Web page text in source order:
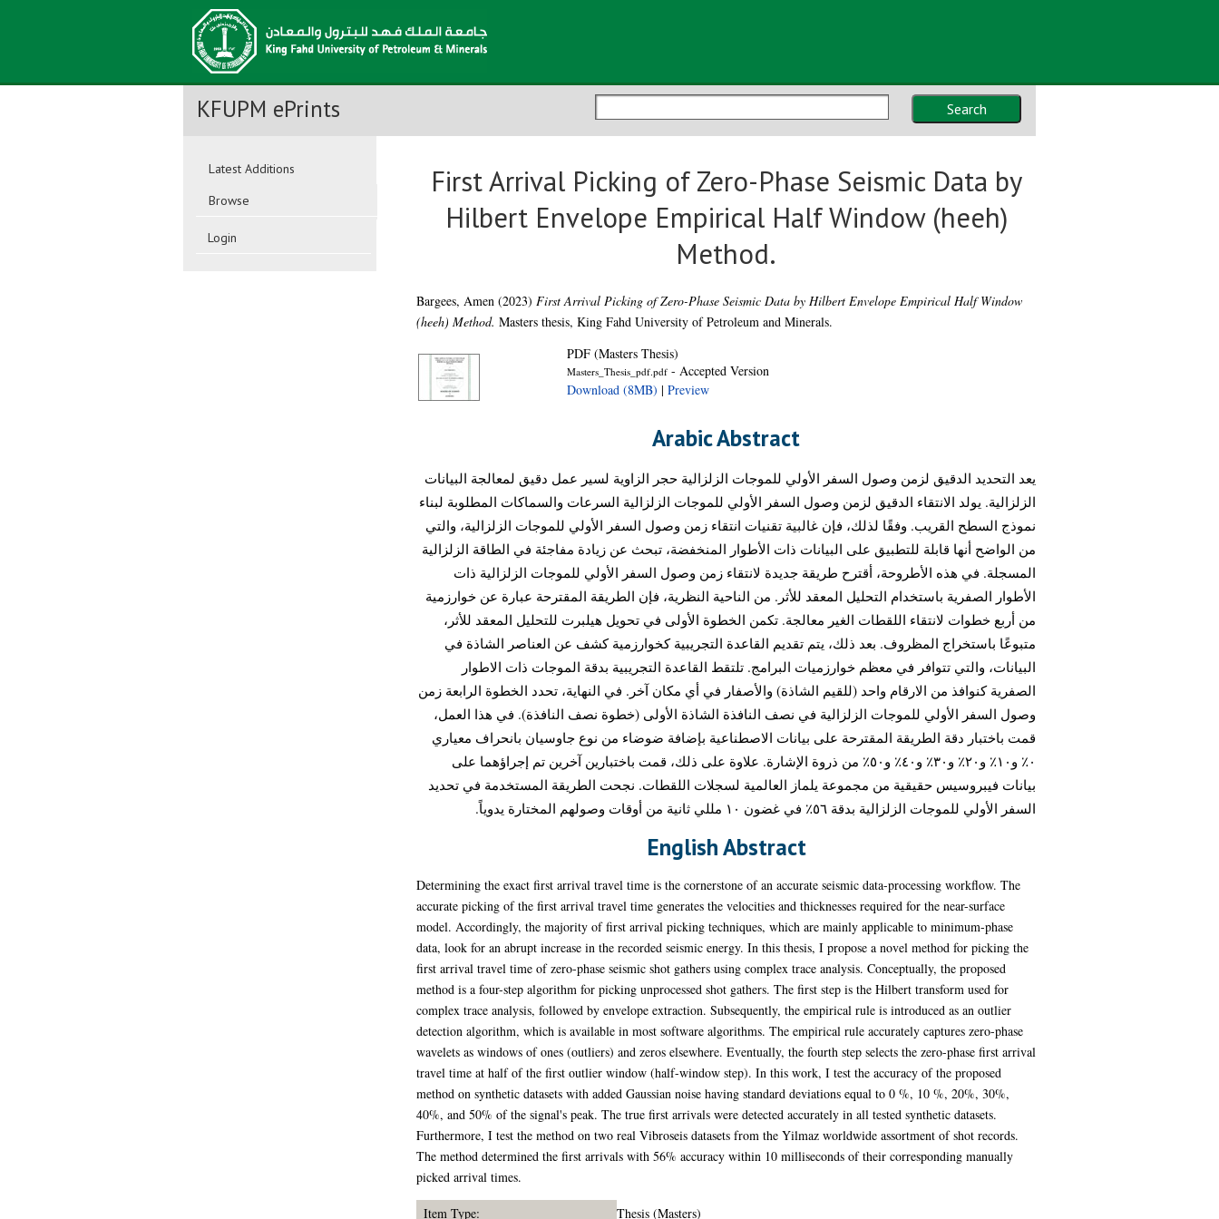
Search
KFUPM ePrints
Latest Additions
Browse
Login
First Arrival Picking of Zero-Phase Seismic Data by
Hilbert Envelope Empirical Half Window (heeh)
Method.
Bargees, Amen(2023) First Arrival Picking of Zero-Phase Seismic Data by Hilbert Envelope Empirical Half Window
(heeh) Method. Masters thesis, King Fahd University of Petroleum and Minerals.
PDF (Masters Thesis)
Masters_Thesis_pdf.pdf- Accepted Version
Download (8MB) | Preview
Arabic Abstract
يعد التحديد الدقيق لزمن وصول السفر الأولي للموجات الزلزالية حجر الزاوية لسير عمل دقيق لمعالجة البيانات
الزلزالية. يولد الانتقاء الدقيق لزمن وصول السفر الأولي للموجات الزلزالية السرعات والسماكات المطلوبة لبناء
نموذج السطح القريب. وفقًا لذلك، فإن غالبية تقنيات انتقاء زمن وصول السفر الأولي للموجات الزلزالية، والتي
من الواضح أنها قابلة للتطبيق على البيانات ذات الأطوار المنخفضة، تبحث عن زيادة مفاجئة في الطاقة الزلزالية
المسجلة. في هذه الأطروحة، أقترح طريقة جديدة لانتقاء زمن وصول السفر الأولي للموجات الزلزالية ذات
الأطوار الصفرية باستخدام التحليل المعقد للأثر. من الناحية النظرية، فإن الطريقة المقترحة عبارة عن خوارزمية
من أربع خطوات لانتقاء اللقطات الغير معالجة. تكمن الخطوة الأولى في تحويل هيلبرت للتحليل المعقد للأثر،
متبوعًا باستخراج المظروف. بعد ذلك، يتم تقديم القاعدة التجريبية كخوارزمية كشف عن العناصر الشاذة في
البيانات، والتي تتوافر في معظم خوارزميات البرامج. تلتقط القاعدة التجريبية بدقة الموجات ذات الاطوار
الصفرية كنوافذ من الارقام واحد (للقيم الشاذة) والأصفار في أي مكان آخر. في النهاية، تحدد الخطوة الرابعة زمن
وصول السفر الأولي للموجات الزلزالية في نصف النافذة الشاذة الأولى (خطوة نصف النافذة). في هذا العمل،
قمت باختبار دقة الطريقة المقترحة على بيانات الاصطناعية بإضافة ضوضاء من نوع جاوسيان بانحراف معياري
٠٪ و١٠٪ و٢٠٪ و٣٠٪ و٤٠٪ و٥٠٪ من ذروة الإشارة. علاوة على ذلك، قمت باختبارين آخرين تم إجراؤهما على
بيانات فيبروسيس حقيقية من مجموعة يلماز العالمية لسجلات اللقطات. نجحت الطريقة المستخدمة في تحديد
السفر الأولي للموجات الزلزالية بدقة ٥٦٪ في غضون ١٠ مللي ثانية من أوقات وصولهم المختارة يدوياً.
English Abstract
Determining the exact first arrival travel time is the cornerstone of an accurate seismic data-processing workflow. The
accurate picking of the first arrival travel time generates the velocities and thicknesses required for the near-surface
model. Accordingly, the majority of first arrival picking techniques, which are mainly applicable to minimum-phase
data, look for an abrupt increase in the recorded seismic energy. In this thesis, I propose a novel method for picking the
first arrival travel time of zero-phase seismic shot gathers using complex trace analysis. Conceptually, the proposed
method is a four-step algorithm for picking unprocessed shot gathers. The first step is the Hilbert transform used for
complex trace analysis, followed by envelope extraction. Subsequently, the empirical rule is introduced as an outlier
detection algorithm, which is available in most software algorithms. The empirical rule accurately captures zero-phase
wavelets as windows of ones (outliers) and zeros elsewhere. Eventually, the fourth step selects the zero-phase first arrival
travel time at half of the first outlier window (half-window step). In this work, I test the accuracy of the proposed
method on synthetic datasets with added Gaussian noise having standard deviations equal to 0 %, 10 %, 20%, 30%,
40%, and 50% of the signal's peak. The true first arrivals were detected accurately in all tested synthetic datasets.
Furthermore, I test the method on two real Vibroseis datasets from the Yilmaz worldwide assortment of shot records.
The method determined the first arrivals with 56% accuracy within 10 milliseconds of their corresponding manually
picked arrival times.
Item Type: Thesis (Masters)